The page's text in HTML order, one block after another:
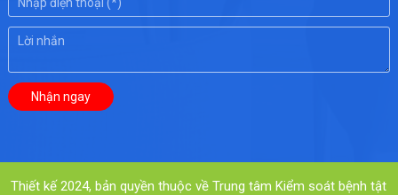
Thiết kế 2024, bản quyền thuộc về Trung tâm Kiểm soát bệnh tật